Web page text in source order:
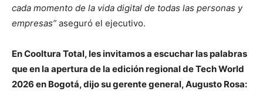
cada momento de la vida digital de todas las personas y
empresas” aseguró el ejecutivo.
En Cooltura Total, les invitamos a escuchar las palabras
que en la apertura de la edición regional de Tech World
2026 en Bogotá, dijo su gerente general, Augusto Rosa: